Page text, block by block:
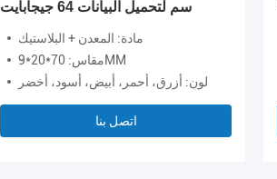
سم لتحميل البيانات 64 جيجابايت
مادة: المعدن + البلاستيك
مقاس: 70*20*9MM
لون: أزرق، أحمر، أبيض، أسود، أخضر
اتصل بنا